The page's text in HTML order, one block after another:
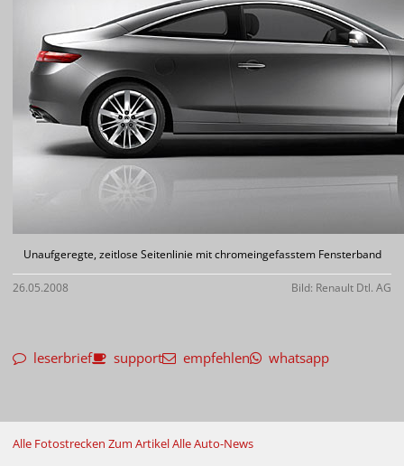
Unaufgeregte, zeitlose Seitenlinie mit chromeingefasstem Fensterband
26.05.2008 Bild: Renault Dtl. AG
leserbrief support empfehlen whatsapp
Alle Fotostrecken Zum ArtikelAlle Auto-News